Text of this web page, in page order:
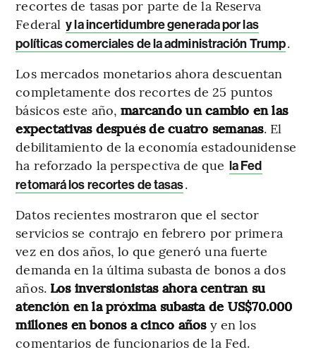
recortes de tasas por parte de la Reserva
Federal y la incertidumbre generada por las
políticas comerciales de la administración Trump.
Los mercados monetarios ahora descuentan
completamente dos recortes de 25 puntos
básicos este año,marcando un cambio en las
expectativas después de cuatro semanas. El
debilitamiento de la economía estadounidense
ha reforzado la perspectiva de que la Fed
retomará los recortes de tasas.
Datos recientes mostraron que el sector
servicios se contrajo en febrero por primera
vez en dos años, lo que generó una fuerte
demanda en la última subasta de bonos a dos
años. Los inversionistas ahora centran su
atención en la próxima subasta de US$70.000
millones en bonos a cinco añosy en los
comentarios de funcionarios de la Fed.